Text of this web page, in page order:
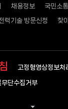
채용정보 국민소
력기술 방문신청 찾
고정형영상정보처
무단수집거부